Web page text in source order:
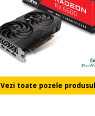
Vezi toate pozele